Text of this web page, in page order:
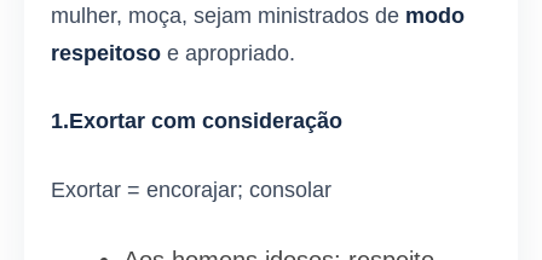
mulher, moça, sejam ministrados de modo
respeitoso e apropriado.
1.Exortar com consideração
Exortar = encorajar; consolar